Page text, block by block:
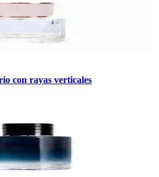
con rayas verticales